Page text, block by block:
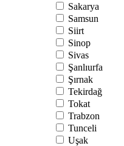
Sakarya
Samsun
Siirt
Sinop
Sivas
Şanlıurfa
Şırnak
Tekirdağ
Tokat
Trabzon
Tunceli
Uşak